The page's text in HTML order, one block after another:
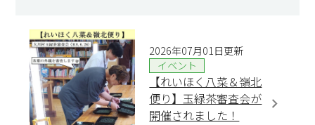
2026年07月01日更新
イベント
【れいほく八菜＆嶺北
便り】玉緑茶審査会が
開催されました！